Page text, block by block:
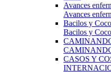
Avances
Avances
Bacilos y
Bacilos y
CASOS Y